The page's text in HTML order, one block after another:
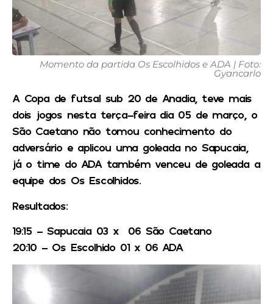
Momento da partida Os Escolhidos e ADA | Foto:
Gyancarlo
A Copa de futsal sub 20 de Anadia, teve mais
dois jogos nesta terça-feira dia 05 de março, o
São Caetano não tomou conhecimento do
adversário e aplicou uma goleada no Sapucaia,
já o time do ADA também venceu de goleada a
equipe dos Os Escolhidos.
Resultados:
19:15 – Sapucaia 03 x 06 São Caetano
20:10 – Os Escolhido 01 x 06 ADA